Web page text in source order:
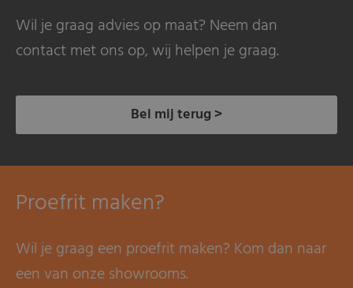
Wil je graag advies op maat? Neem dan
contact met ons op, wij helpen je graag.
Bel mij terug >
Proefrit maken?
Wil je graag een proefrit maken? Kom dan naar
een van onze showrooms.